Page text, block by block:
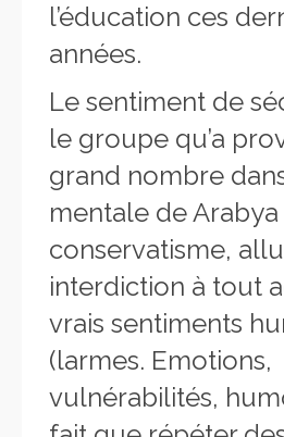
l’éducation ces
années.
Le sentiment de
le groupe qu’a
grand nombre
mentale de Arabya
conservatisme,
interdiction à tout
vrais sentiments
(larmes. Emotions,
vulnérabilités,